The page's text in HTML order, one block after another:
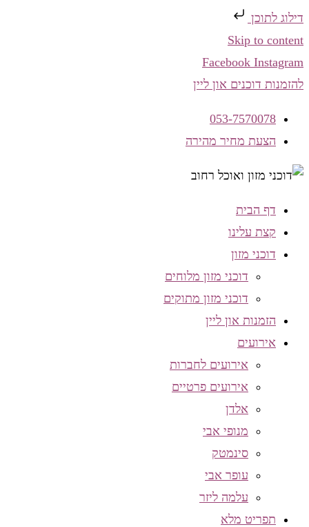
דילוג לתוכן
Skip to content
Facebook Instagram
להזמנות דוכנים און ליין
053-7570078
הצעת מחיר מהירה
דף הבית
קצת עלינו
דוכני מזון
דוכני מזון מלוחים
דוכני מזון מתוקים
הזמנות און ליין
אירועים
אירועים לחברות
אירועים פרטיים
אלדן
מנופי אבי
סינמטק
עופר אבי
עלמה ליזר
תפריט מלא